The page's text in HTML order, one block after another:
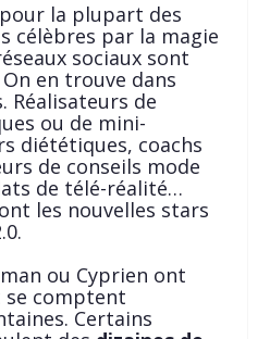
la plupart des
célèbres par la magie
sociaux sont
en trouve dans
Réalisateurs de
ou de mini-
diététiques, coachs
de conseils mode
de télé-réalité…
les nouvelles stars
ou Cyprien ont
se comptent
Certains